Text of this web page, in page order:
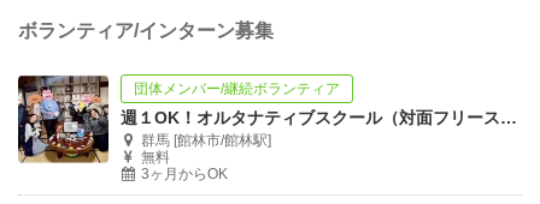
ボランティア/インターン募集
団体メンバー/継続ボランティア
週１OK！オルタナティブスクール（対面フリースクール）学生ボランティア募集！
群馬 [館林市/館林駅]
無料
3ヶ月からOK